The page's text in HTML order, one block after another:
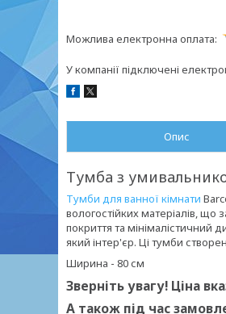
У компанії підключені
Опис
Тумба з
Тумби для ванної кімнати
вологостійких матеріалів, що
покриття та мінімалістичний
який інтер'єр. Ці тумби
Ширина - 80 см
Зверніть увагу! Ціна
А також під час